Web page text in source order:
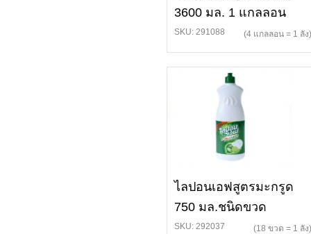
3600 มล. 1 แกลลอน
SKU: 291088 (4 แกลลอน = 1 ลัง)
ไลปอนเอฟสูตรมะกรูด
750 มล.ชนิดขวด
SKU: 292037 (18 ขวด = 1 ลัง)